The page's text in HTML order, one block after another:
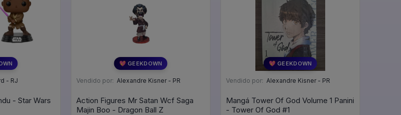
- RJ
- Star Wars
💖 GEEKDOWN
Vendido por: Alexandre Kisner - PR
Action Figures Mr Satan Wcf Saga
Majin Boo - Dragon Ball Z
💖 GEEKDOWN
Vendido por: Alexandre Kisner - PR
Mangá Tower Of God Volume 1 Panini
- Tower Of God #1